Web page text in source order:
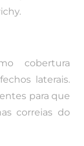
cobertura
laterais.
para que
correias do